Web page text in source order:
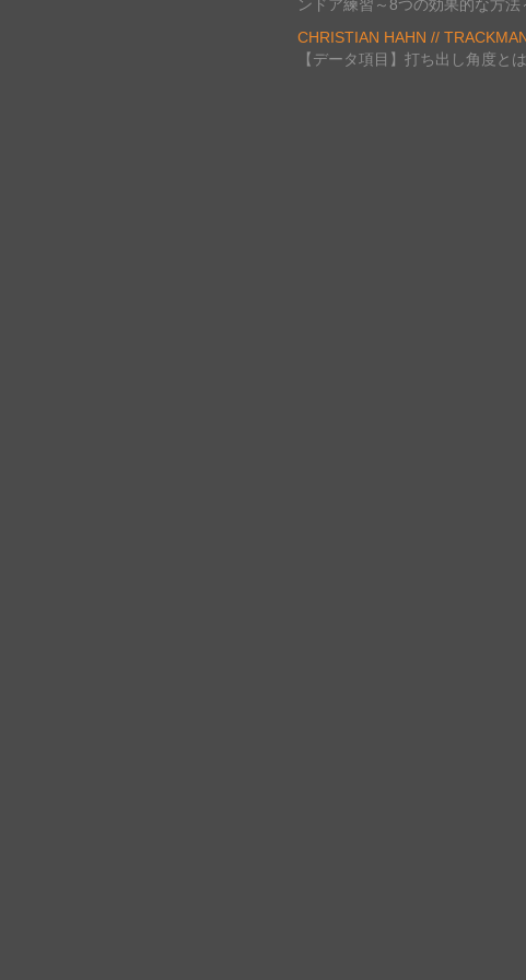
ンドア練習～8つの効果的な方法
CHRISTIAN HAHN //
【データ項目】打ち出し角度と